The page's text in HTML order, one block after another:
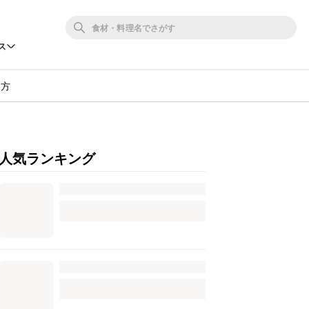
人気ランキング